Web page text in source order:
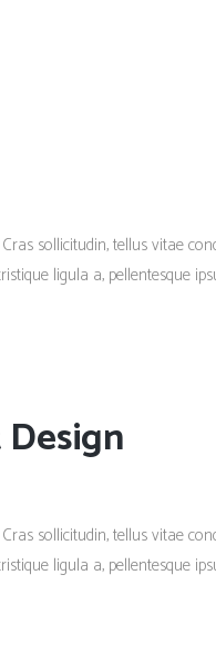
sollicitudin, tellus vitae
ligula a, pellentesque
sollicitudin, tellus vitae
ligula a, pellentesque